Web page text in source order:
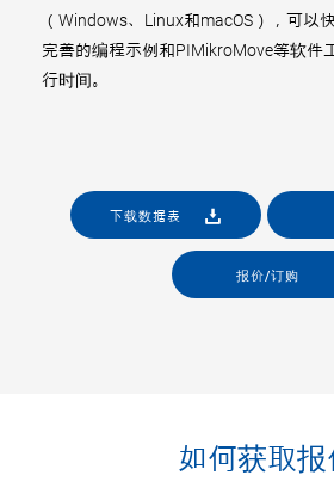
（Windows、Linux和macOS），可以
完善的编程示例和PIMikroMove等软件
行时间。
下载数据表
报价/订购
如何获取报